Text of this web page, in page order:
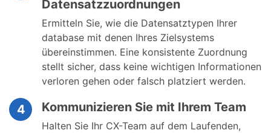
Datensatzzuordnungen
Ermitteln Sie, wie die Datensatztypen Ihrer
database mit denen Ihres Zielsystems
übereinstimmen. Eine konsistente Zuordnung
stellt sicher, dass keine wichtigen Informationen
verloren gehen oder falsch platziert werden.
4 Kommunizieren Sie mit Ihrem Team
Halten Sie Ihr CX-Team auf dem Laufenden,